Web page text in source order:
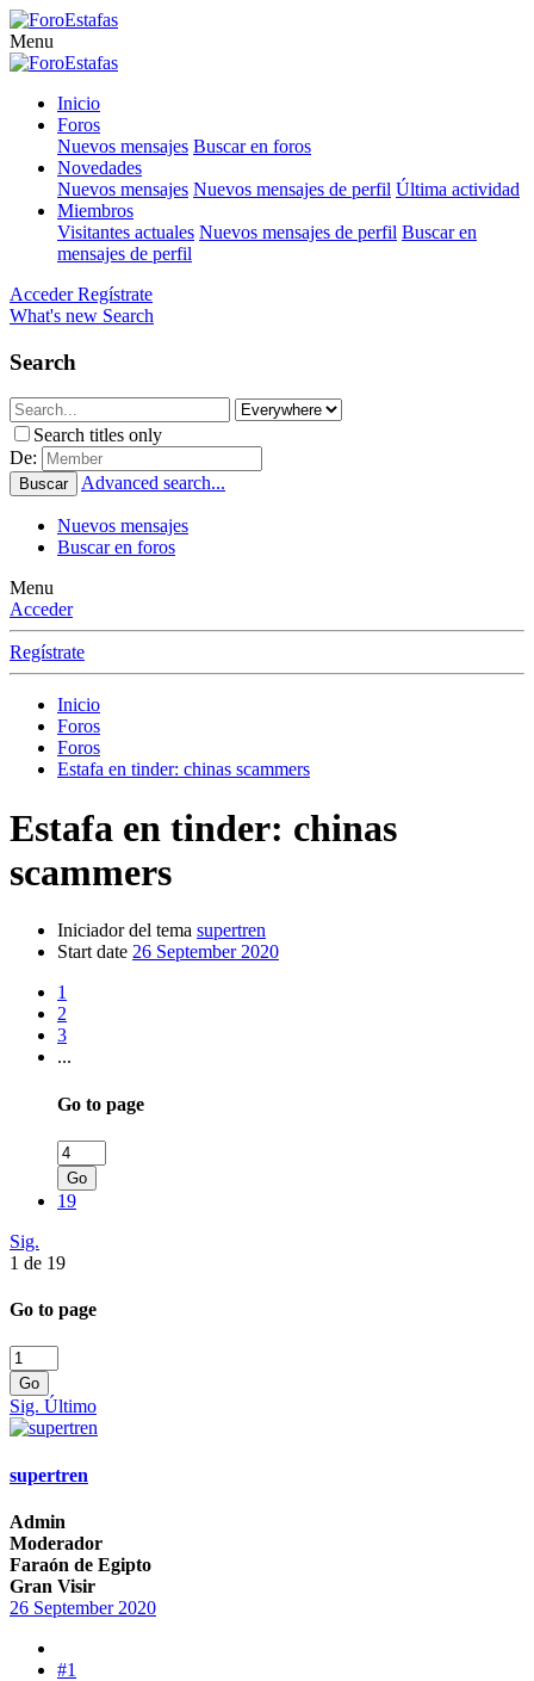
Menu
Inicio
Foros
Nuevos mensajes Buscar en foros
Novedades
Nuevos mensajes Nuevos mensajes de perfil Última actividad
Miembros
Visitantes actuales Nuevos mensajes de perfil Buscar en
mensajes de perfil
Acceder Regístrate
What's new Search
Search
Search titles only
De:
Buscar Advanced search...
Nuevos mensajes
Buscar en foros
Menu
Acceder
Regístrate
Inicio
Foros
Foros
Estafa en tinder: chinas scammers
Estafa en tinder: chinas
scammers
Iniciador del tema supertren
Start date 26 September 2020
1
2
3
...
Go to page
Go
19
Sig.
1 de 19
Go to page
Go
Sig. Último
supertren
Admin
Moderador
Faraón de Egipto
Gran Visir
26 September 2020
#1